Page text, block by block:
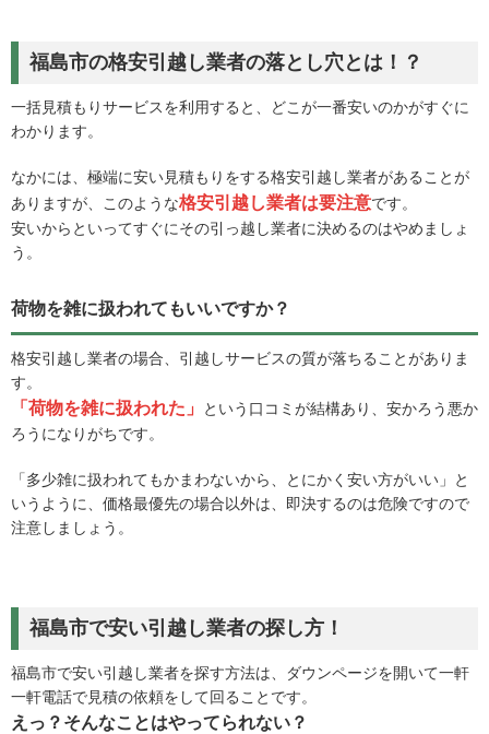
福島市の格安引越し業者の落とし穴とは！？
一括見積もりサービスを利用すると、どこが一番安いのかがすぐに
わかります。
なかには、極端に安い見積もりをする格安引越し業者があることが
ありますが、このような格安引越し業者は要注意です。
安いからといってすぐにその引っ越し業者に決めるのはやめましょ
う。
荷物を雑に扱われてもいいですか？
格安引越し業者の場合、引越しサービスの質が落ちることがありま
す。
「荷物を雑に扱われた」
という口コミが結構あり、安かろう悪か
ろうになりがちです。
「多少雑に扱われてもかまわないから、とにかく安い方がいい」と
いうように、価格最優先の場合以外は、即決するのは危険ですので
注意しましょう。
福島市で安い引越し業者の探し方！
福島市で安い引越し業者を探す方法は、ダウンページを開いて一軒
一軒電話で見積の依頼をして回ることです。
えっ？そんなことはやってられない？